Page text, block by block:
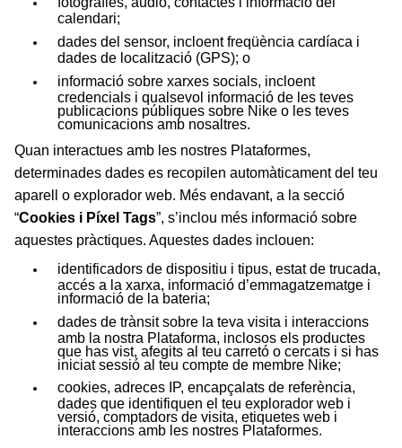
calendari;
dades del sensor, incloent freqüència cardíaca i
dades de localització (GPS); o
informació sobre xarxes socials, incloent
credencials i qualsevol informació de les teves
publicacions públiques sobre Nike o les teves
comunicacions amb nosaltres.
Quan interactues amb les nostres Plataformes,
determinades dades es recopilen automàticament del teu
aparell o explorador web. Més endavant, a la secció
“Cookies i Píxel Tags”, s’inclou més informació sobre
aquestes pràctiques. Aquestes dades inclouen:
identificadors de dispositiu i tipus, estat de trucada,
accés a la xarxa, informació d’emmagatzematge i
informació de la bateria;
dades de trànsit sobre la teva visita i interaccions
amb la nostra Plataforma, inclosos els productes
que has vist, afegits al teu carretó o cercats i si has
iniciat sessió al teu compte de membre Nike;
cookies, adreces IP, encapçalats de referència,
dades que identifiquen el teu explorador web i
versió, comptadors de visita, etiquetes web i
interaccions amb les nostres Plataformes.